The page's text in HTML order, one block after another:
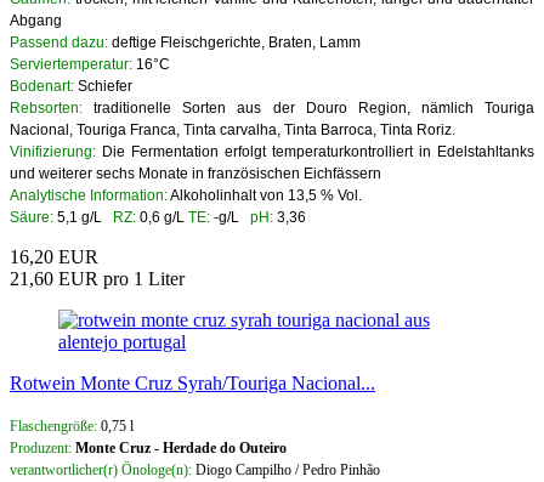
Abgang
Passend dazu: deftige Fleischgerichte, Braten, Lamm
Serviertemperatur: 16°C
Bodenart: Schiefer
Rebsorten: traditionelle Sorten aus der Douro Region, nämlich Touriga
Nacional, Touriga Franca, Tinta carvalha, Tinta Barroca, Tinta Roriz.
Vinifizierung: Die Fermentation erfolgt temperaturkontrolliert in Edelstahltanks
und weiterer sechs Monate in französischen Eichfässern
Analytische Information:Alkoholinhalt von 13,5 % Vol.
Säure: 5,1 g/L RZ: 0,6 g/L TE: -g/L pH: 3,36
16,20 EUR
21,60 EUR pro 1 Liter
Rotwein Monte Cruz Syrah/Touriga Nacional...
Flaschengröße: 0,75 l
Produzent: Monte Cruz - Herdade do Outeiro
verantwortlicher(r) Önologe(n): Diogo Campilho / Pedro Pinhão